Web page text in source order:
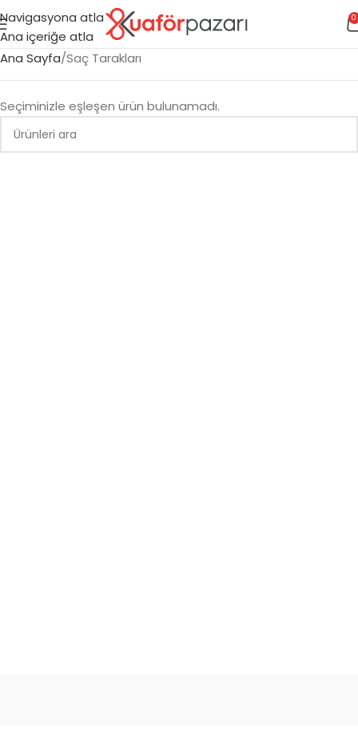
Navigasyona atla
Ana içeriğe atla
0
Ana Sayfa Saç Tarakları
Seçiminizle eşleşen ürün bulunamadı.